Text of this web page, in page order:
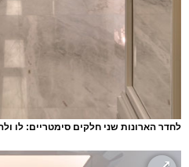
לחדר הארונות שני חלקים סימטריים: לו